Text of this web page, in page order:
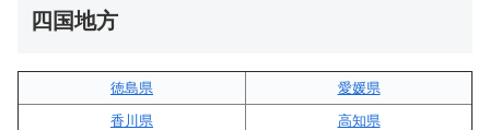
四国地方
徳島県
愛媛県
香川県
高知県